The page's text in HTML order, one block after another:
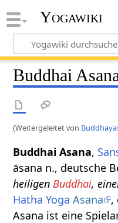
Yogawiki
Buddhai
(Weitergeleitet von
Buddhai Asana,
āsana n., deutsche
heiligenBuddhai,
Hatha Yoga Asana ,
Asana ist eine